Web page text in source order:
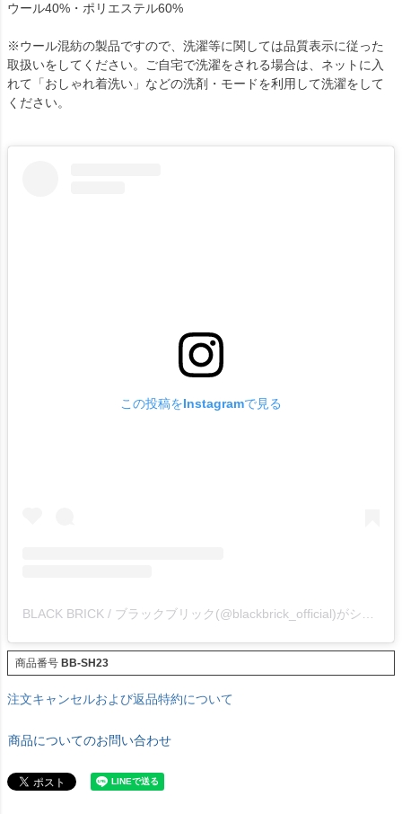
ウール40%・ポリエステル60%
※ウール混紡の製品ですので、洗濯等に関しては品質表示に従った
取扱いをしてください。ご自宅で洗濯をされる場合は、ネットに入
れて「おしゃれ着洗い」などの洗剤・モードを利用して洗濯をして
ください。
この投稿をInstagramで見る
BLACK BRICK / ブラックブリック(@blackbrick_official)がシェアした投稿
商品番号 BB-SH23
注文キャンセルおよび返品特約について
商品についてのお問い合わせ